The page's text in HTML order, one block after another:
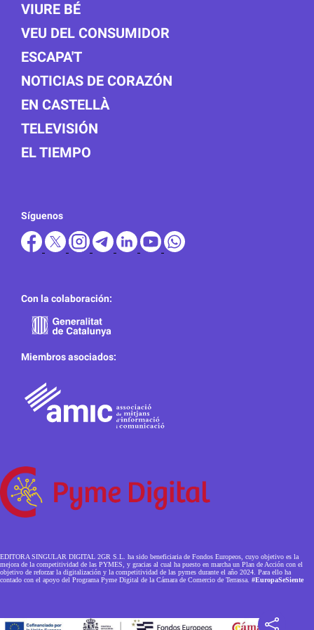
VIURE BÉ
VEU DEL CONSUMIDOR
ESCAPA'T
NOTICIAS DE CORAZÓN
EN CASTELLÀ
TELEVISIÓN
EL TIEMPO
Síguenos
Con la colaboración:
Miembros asociados:
EDITORA SINGULAR DIGITAL 2GR S.L. ha sido beneficiaria de Fondos Europeos, cuyo objetivo es la
mejora de la competitividad de las PYMES, y gracias al cual ha puesto en marcha un Plan de Acción con el
objetivo de reforzar la digitalización y la competitividad de las pymes durante el año 2024. Para ello ha
contado con el apoyo del Programa Pyme Digital de la Cámara de Comercio de Terrassa. #EuropaSeSiente